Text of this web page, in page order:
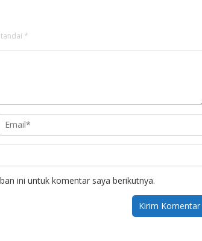
*
ini untuk komentar saya berikutnya.